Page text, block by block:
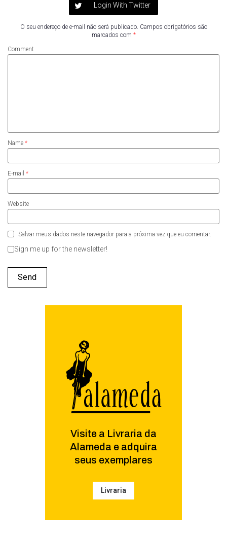
Login With Twitter
O seu endereço de e-mail não será publicado. Campos obrigatórios são
marcados com *
Comment
Name *
E-mail *
Website
Salvar meus dados neste navegador para a próxima vez que eu comentar.
Sign me up for the newsletter!
Visite a Livraria da
Alameda e adquira
seus exemplares
Livraria